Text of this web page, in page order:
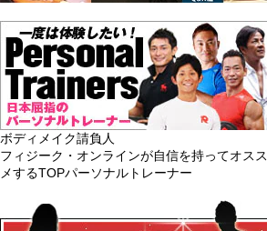
ボディメイク請負人
フィジーク・オンラインが自信を持ってオスス
メするTOPパーソナルトレーナー